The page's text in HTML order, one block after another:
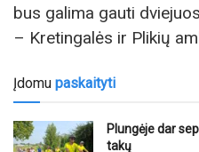
bus galima gauti
– Kretingalės ir Plikių
Įdomu paskaityti
Plungėje dar
takų